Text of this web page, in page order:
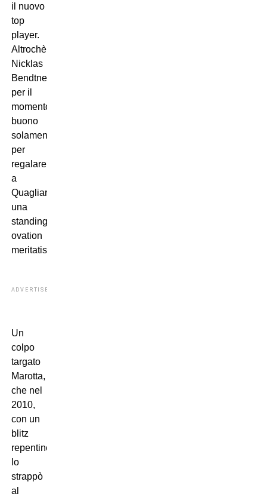
il nuovo
top
player.
Altrochè
Nicklas
Bendtner,
per il
momento
buono
solamente
per
regalare
a
Quagliarella
una
standing
ovation
meritatissima.
ADVERTISEMENT
Un
colpo
targato
Marotta,
che nel
2010,
con un
blitz
repentino,
lo
strappò
al